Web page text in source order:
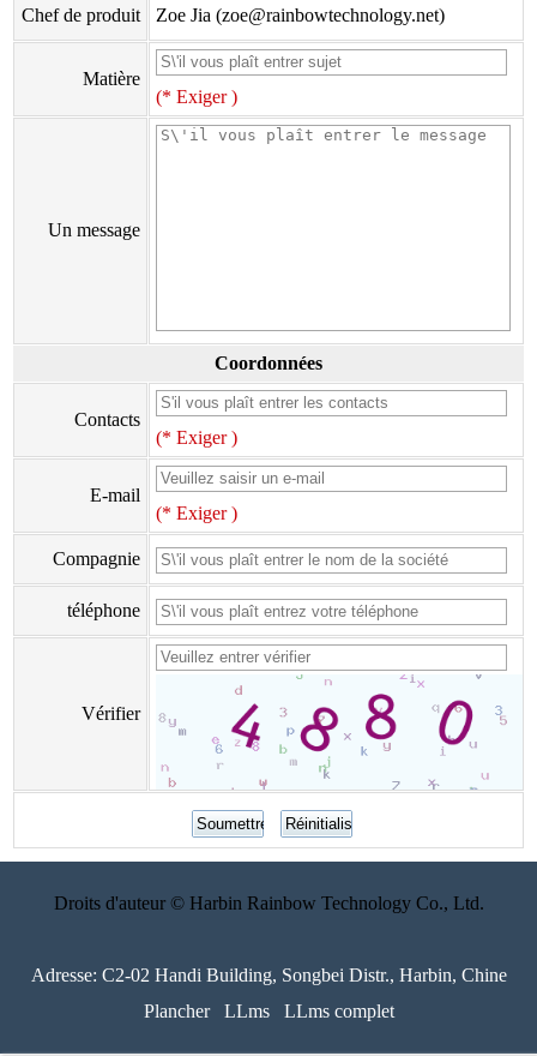
Chef de produit Zoe Jia (zoe@rainbowtechnology.net)
Matière
(* Exiger )
Un message
Coordonnées
Contacts
(* Exiger )
E-mail
(* Exiger )
Compagnie
téléphone
Vérifier
Droits d'auteur © Harbin Rainbow Technology Co., Ltd.
Adresse: C2-02 Handi Building, Songbei Distr., Harbin, Chine
Plancher
LLms LLms complet